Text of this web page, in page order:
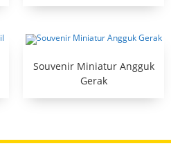
Souvenir Miniatur Angguk
Gerak